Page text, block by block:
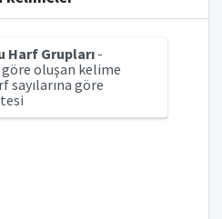
Harf Grupları-
göre oluşan kelime
göre